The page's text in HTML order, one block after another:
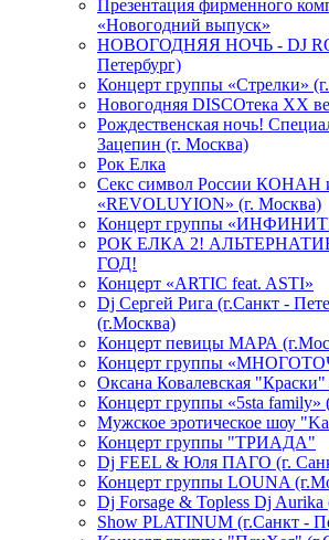
Презентация фирменного
«Новогодний выпуск»
НОВОГОДНЯЯ НОЧЬ - DJ
Петербург)
Концерт группы «Стрелки»
Новогодняя DISCOтека ХХ
Рождественская ночь!
Зацепин (г. Москва)
Рок Елка
Секс символ России КОНАН
«REVOLUYION» (г. Москва)
Концерт группы
РОК ЕЛКА 2!
ГОД!
Концерт «ARTIC feat. ASTI»
Dj Сергей Рига (г.Санкт -
(г.Москва)
Концерт певицы МАРА
Концерт группы
Оксана Ковалевская
Концерт группы «5sta family»
Мужское эротическое шоу
Концерт группы "ТРИАДА"
Dj FEEL & Юля ПАГО (г.
Концерт группы LOUNA
Dj Forsage & Topless Dj Aurika
Show PLATINUM (г.Санкт -